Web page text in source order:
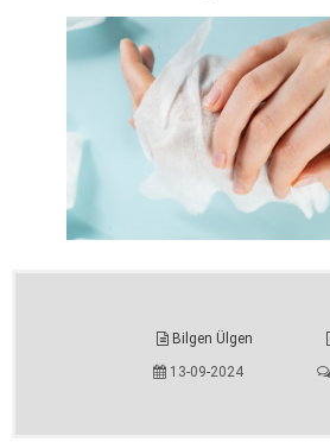
Bilgen Ülgen
13-09-2024